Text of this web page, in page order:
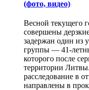
(фото, видео)
Весной текущего
совершены
задержан один из
группы — 41-
которого после
территории
расследование в
направлены в